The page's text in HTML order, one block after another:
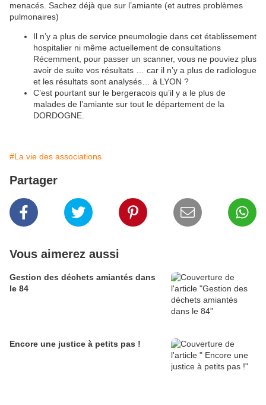
menacés. Sachez déjà que sur l’amiante (et autres problèmes
pulmonaires)
Il n’y a plus de service pneumologie dans cet établissement
hospitalier ni même actuellement de consultations
Récemment, pour passer un scanner, vous ne pouviez plus
avoir de suite vos résultats … car il n’y a plus de radiologue
et les résultats sont analysés… à LYON ?
C’est pourtant sur le bergeracois qu’il y a le plus de
malades de l’amiante sur tout le département de la
DORDOGNE.
#La vie des associations
Partager
Vous aimerez aussi
Gestion des déchets amiantés dans
le 84
Encore une justice à petits pas !